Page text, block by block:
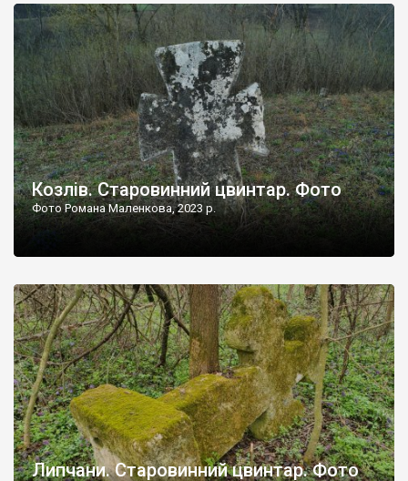
не видно, але видно дві стареньких колії у траві – […]
Козлів. Старовинний цвинтар. Фото
Фото Романа Маленкова, 2023 р.
Липчани. Старовинний цвинтар. Фото